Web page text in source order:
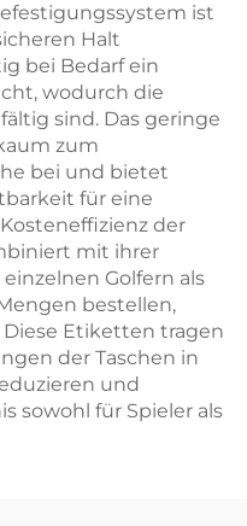
ist
Halt
bei Bedarf ein
wodurch die
sind. Das geringe
zum
bei und bietet
für eine
der
mit ihrer
Golfern als
bestellen,
Etiketten tragen
der Taschen in
und
sowohl für Spieler als